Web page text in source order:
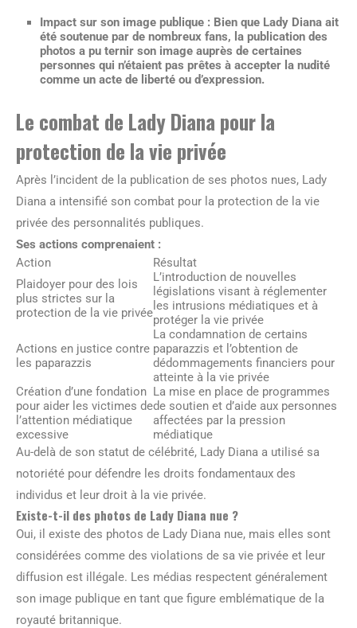
Impact sur son image publique : Bien que Lady Diana ait
été soutenue par de nombreux fans, la publication des
photos a pu ternir son image auprès de certaines
personnes qui n’étaient pas prêtes à accepter la nudité
comme un acte de liberté ou d’expression.
Le combat de Lady Diana pour la
protection de la vie privée
Après l’incident de la publication de ses photos nues, Lady
Diana a intensifié son combat pour la protection de la vie
privée des personnalités publiques.
Ses actions comprenaient :
Action
Résultat
Plaidoyer pour des lois
plus strictes sur la
protection de la vie privée
L’introduction de nouvelles
législations visant à réglementer
les intrusions médiatiques et à
protéger la vie privée
Actions en justice contre
les paparazzis
La condamnation de certains
paparazzis et l’obtention de
dédommagements financiers pour
atteinte à la vie privée
Création d’une fondation
pour aider les victimes de
l’attention médiatique
excessive
La mise en place de programmes
de soutien et d’aide aux personnes
affectées par la pression
médiatique
Au-delà de son statut de célébrité, Lady Diana a utilisé sa
notoriété pour défendre les droits fondamentaux des
individus et leur droit à la vie privée.
Existe-t-il des photos de Lady Diana nue ?
Oui, il existe des photos de Lady Diana nue, mais elles sont
considérées comme des violations de sa vie privée et leur
diffusion est illégale. Les médias respectent généralement
son image publique en tant que figure emblématique de la
royauté britannique.